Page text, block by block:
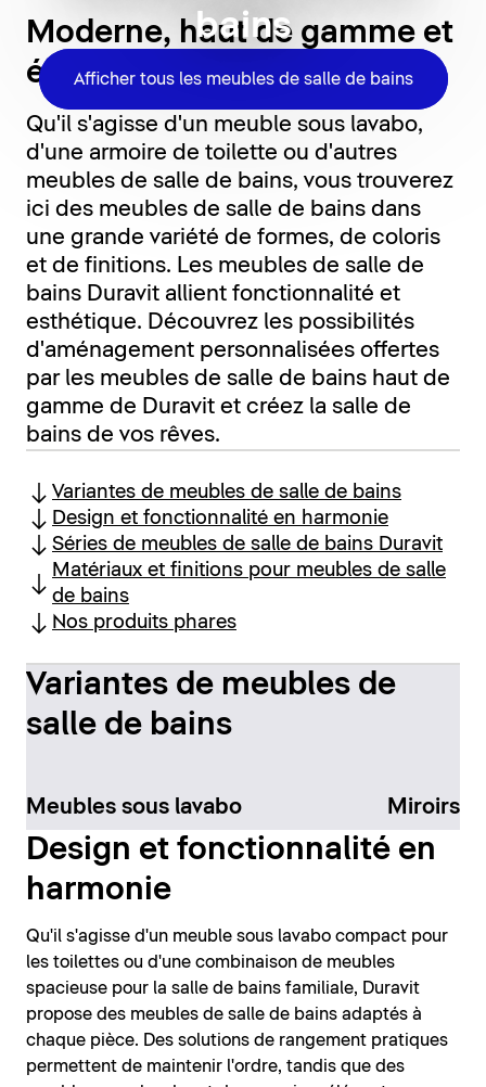
bains
Afficher tous les meubles de salle de bains
Moderne, haut de gamme et
élégant
Qu'il s'agisse d'un meuble sous lavabo,
d'une armoire de toilette ou d'autres
meubles de salle de bains, vous trouverez
ici des meubles de salle de bains dans
une grande variété de formes, de coloris
et de finitions. Les meubles de salle de
bains Duravit allient fonctionnalité et
esthétique. Découvrez les possibilités
d'aménagement personnalisées offertes
par les meubles de salle de bains haut de
gamme de Duravit et créez la salle de
bains de vos rêves.
Variantes de meubles de salle de bains
Design et fonctionnalité en harmonie
Séries de meubles de salle de bains Duravit
Matériaux et finitions pour meubles de salle
de bains
Nos produits phares
Variantes de meubles de
salle de bains
Meubles sous lavabo Miroirs
Design et fonctionnalité en
harmonie
Qu'il s'agisse d'un meuble sous lavabo compact pour
les toilettes ou d'une combinaison de meubles
spacieuse pour la salle de bains familiale, Duravit
propose des meubles de salle de bains adaptés à
chaque pièce. Des solutions de rangement pratiques
permettent de maintenir l'ordre, tandis que des